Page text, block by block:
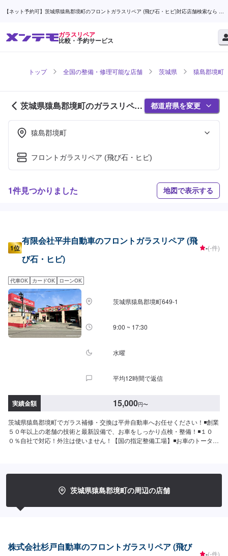
【ネット予約可】茨城県猿島郡境町のフロントガラスリペア (飛び石・ヒビ)対応店舗検索なら (1
ガラスリペア
比較・予約サービス
トップ 全国の整備・修理可能な店舗 茨城県 猿島郡境町
茨城県猿島郡境町のガラスリペア
対応店舗紹介 (1ページ目)
都道府県を変更
猿島郡境町
フロントガラスリペア (飛び石・ヒビ)
1件見つかりました 地図で表示する
1位
有限会社平井自動車のフロントガラスリペア (飛
び石・ヒビ)
-(-件)
代車OK カードOK ローンOK
茨城県猿島郡境町649-1
9:00 ~ 17:30
水曜
平均12時間で返信
実績金額 15,000円〜
茨城県猿島郡境町でガラス補修・交換は平井自動車へお任せください！◾創業
５０年以上の老舗の技術と最新設備で、お車をしっかり点検・整備！◾１０
０％自社で対応！外注は使いません！【国の指定整備工場】◾お車のトータル
9:00~17:30【1】オファーにてお問い合わせ【2】お見積り【3】お見積りに
ご納得いただければ作業開始【4】仕上がり次第納車-----納期について-----納
後する場合がございます。予めご了承ください。-----代車について-----無料の
ねる場合もございます。-----ご来店時の注意、受付方法-----入庫の際はお気を
つけてお越しください。駐車スペースは事務所前のお客様駐車スペースに駐
茨城県猿島郡境町の周辺の店舗
株式会社杉戸自動車のフロントガラスリペア (飛び
-(-件)